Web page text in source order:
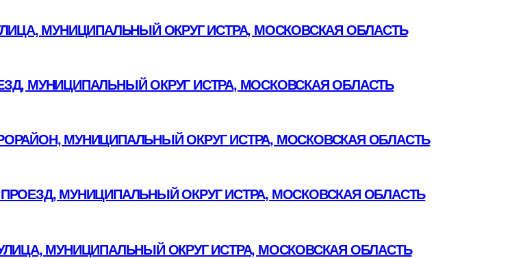
МУНИЦИПАЛЬНЫЙ ОКРУГ ИСТРА, МОСКОВСКАЯ ОБЛАСТЬ
МУНИЦИПАЛЬНЫЙ ОКРУГ ИСТРА, МОСКОВСКАЯ ОБЛАСТЬ
МУНИЦИПАЛЬНЫЙ ОКРУГ ИСТРА, МОСКОВСКАЯ ОБЛАСТЬ
МУНИЦИПАЛЬНЫЙ ОКРУГ ИСТРА, МОСКОВСКАЯ ОБЛАСТЬ
МУНИЦИПАЛЬНЫЙ ОКРУГ ИСТРА, МОСКОВСКАЯ ОБЛАСТЬ